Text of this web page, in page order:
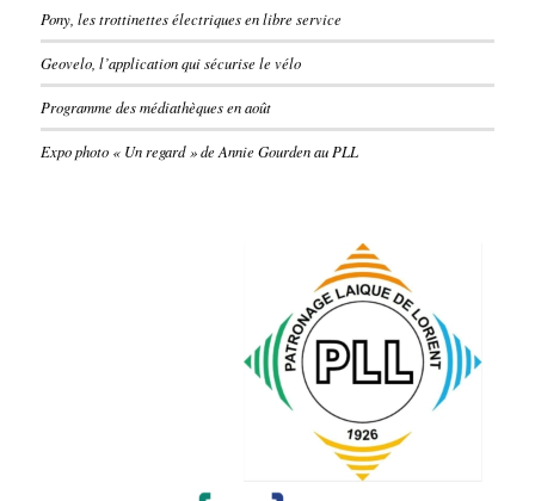
Pony, les trottinettes électriques en libre service
Geovelo, l’application qui sécurise le vélo
Programme des médiathèques en août
Expo photo « Un regard » de Annie Gourden au PLL